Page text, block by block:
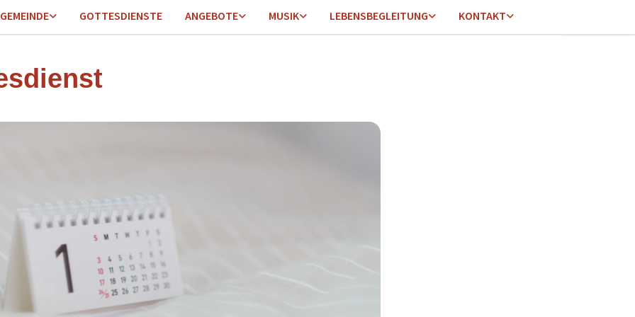
GEMEINDE GOTTESDIENSTE ANGEBOTE MUSIK LEBENSBEGLEITUNG KONTAKT